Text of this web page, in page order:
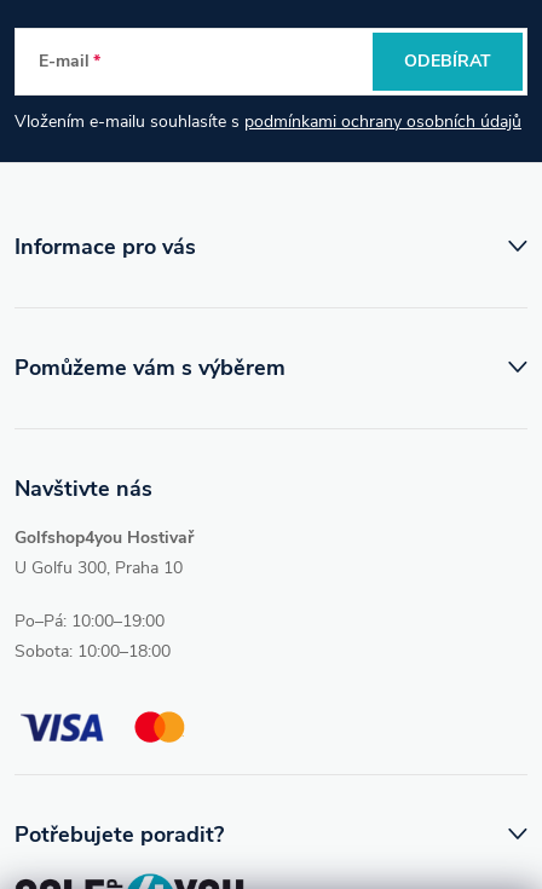
p
a
t
E-mail
Vložením e-mailu souhlasíte s podmínkami ochrany osobních údajů
ODEBÍRAT
Informace pro vás
Navštivte nás
Golfshop4you Hostivař
U Golfu 300, Praha 10
Po–Pá: 10:00–19:00
Sobota: 10:00–18:00
Pomůžeme vám s výběrem
Potřebujete poradit?